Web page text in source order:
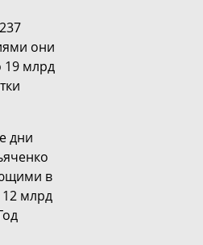
они
19 млрд
дни
в
12 млрд